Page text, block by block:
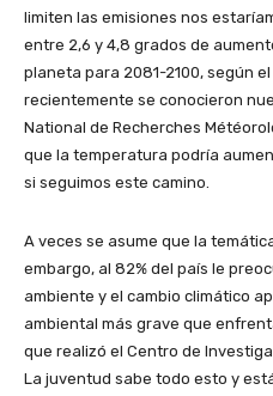
limiten las emisiones nos
entre 2,6 y 4,8 grados de
planeta para 2081-2100, según
recientemente se conocieron
National de Recherches
que la temperatura podría
si seguimos este camino.
A veces se asume que la
embargo, al 82% del país le
ambiente y el cambio climático
ambiental más grave que
que realizó el Centro de
La juventud sabe todo esto y